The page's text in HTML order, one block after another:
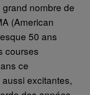
nombre de
(American
50 ans
courses
ce
excitantes,